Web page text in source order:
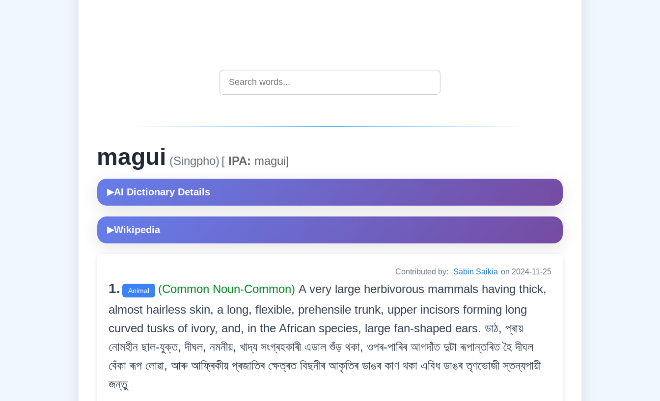
magui (Singpho) [ IPA: magui]
▶AI Dictionary Details
▶Wikipedia
Contributed by: Sabin Saikia on 2024-11-25
1. Animal (Common Noun-Common) A very large herbivorous mammals having thick,
almost hairless skin, a long, flexible, prehensile trunk, upper incisors forming long
curved tusks of ivory, and, in the African species, large fan-shaped ears. ডাঠ, প্ৰায়
নোমহীন ছাল-যুক্ত, দীঘল, নমনীয়, খাদ্য সংগ্ৰহকাৰী এডাল শুঁড় থকা, ওপৰ-পাৰিৰ আগদাঁত দুটা ৰূপান্তৰিত হৈ দীঘল
বেঁকা ৰূপ লোৱা, আৰু আফ্ৰিকীয় প্ৰজাতিৰ ক্ষেত্ৰত বিছনীৰ আকৃতিৰ ডাঙৰ কাণ থকা এবিধ ডাঙৰ তৃণভোজী স্তন্যপায়ী
জন্তু